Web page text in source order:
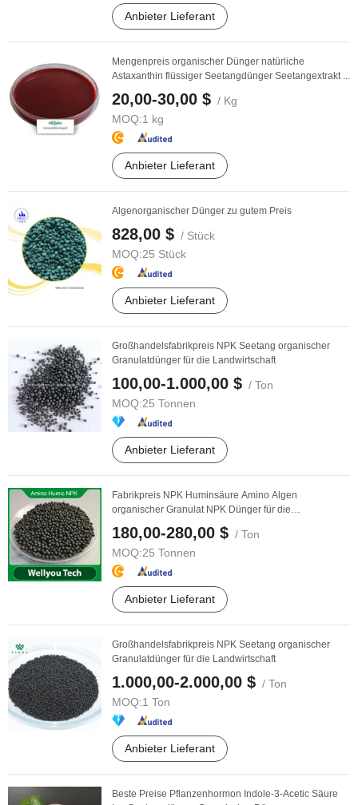
Anbieter Lieferant
Mengenpreis organischer Dünger natürliche
Astaxanthin flüssiger Seetangdünger Seetangextrakt ...
20,00-30,00 $ / Kg
MOQ:1 kg
Anbieter Lieferant
Algenorganischer Dünger zu gutem Preis
828,00 $ / Stück
MOQ:25 Stück
Anbieter Lieferant
Großhandelsfabrikpreis NPK Seetang organischer
Granulatdünger für die Landwirtschaft
100,00-1.000,00 $ / Ton
MOQ:25 Tonnen
Anbieter Lieferant
Fabrikpreis NPK Huminsäure Amino Algen
organischer Granulat NPK Dünger für die
180,00-280,00 $ / Ton
MOQ:25 Tonnen
Anbieter Lieferant
Großhandelsfabrikpreis NPK Seetang organischer
Granulatdünger für die Landwirtschaft
1.000,00-2.000,00 $ / Ton
MOQ:1 Ton
Anbieter Lieferant
Beste Preise Pflanzenhormon Indole-3-Acetic Säure